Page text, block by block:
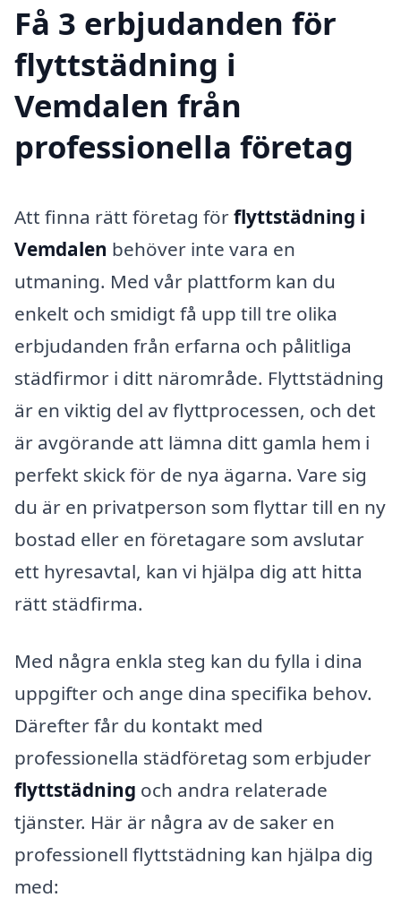
Få 3 erbjudanden för
flyttstädning i
Vemdalen från
professionella företag
Att finna rätt företag förflyttstädning i
Vemdalen behöver inte vara en
utmaning. Med vår plattform kan du
enkelt och smidigt få upp till tre olika
erbjudanden från erfarna och pålitliga
städfirmor i ditt närområde. Flyttstädning
är en viktig del av flyttprocessen, och det
är avgörande att lämna ditt gamla hem i
perfekt skick för de nya ägarna. Vare sig
du är en privatperson som flyttar till en ny
bostad eller en företagare som avslutar
ett hyresavtal, kan vi hjälpa dig att hitta
rätt städfirma.
Med några enkla steg kan du fylla i dina
uppgifter och ange dina specifika behov.
Därefter får du kontakt med
professionella städföretag som erbjuder
flyttstädning och andra relaterade
tjänster. Här är några av de saker en
professionell flyttstädning kan hjälpa dig
med: